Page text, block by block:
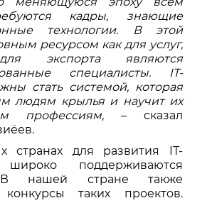
кадры, знающие
технологии. В этой
ресурсом как для услуг,
экспорта являются
специалисты. IT-
стать системой, которая
людям крылья и научит их
профессиям, – сказал
странах для развития IT-
широко поддерживаются
В нашей стране также
конкурсы таких проектов.